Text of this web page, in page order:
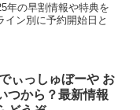
年の早割情報や特典を
ン別に予約開始日と
ぃっしゅぼーや お
つから？最新情報